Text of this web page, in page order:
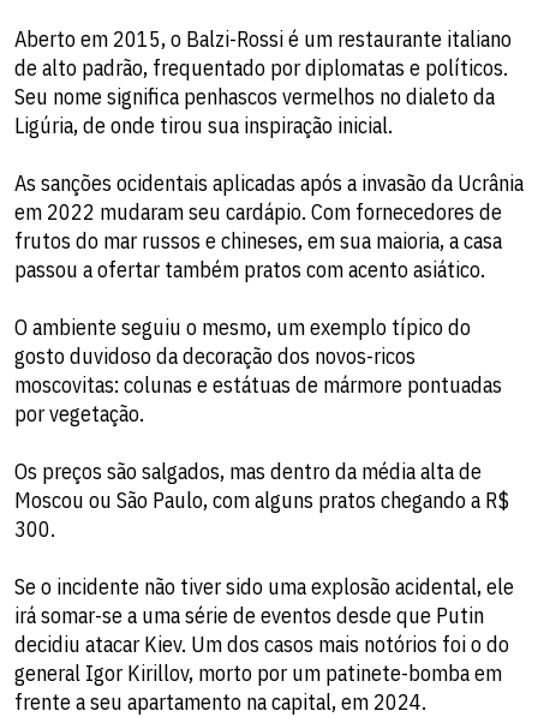
Aberto em 2015, o Balzi-Rossi é um restaurante italiano
de alto padrão, frequentado por diplomatas e políticos.
Seu nome significa penhascos vermelhos no dialeto da
Ligúria, de onde tirou sua inspiração inicial.
As sanções ocidentais aplicadas após a invasão da Ucrânia
em 2022 mudaram seu cardápio. Com fornecedores de
frutos do mar russos e chineses, em sua maioria, a casa
passou a ofertar também pratos com acento asiático.
O ambiente seguiu o mesmo, um exemplo típico do
gosto duvidoso da decoração dos novos-ricos
moscovitas: colunas e estátuas de mármore pontuadas
por vegetação.
Os preços são salgados, mas dentro da média alta de
Moscou ou São Paulo, com alguns pratos chegando a R$
300.
Se o incidente não tiver sido uma explosão acidental, ele
irá somar-se a uma série de eventos desde que Putin
decidiu atacar Kiev. Um dos casos mais notórios foi o do
general Igor Kirillov, morto por um patinete-bomba em
frente a seu apartamento na capital, em 2024.